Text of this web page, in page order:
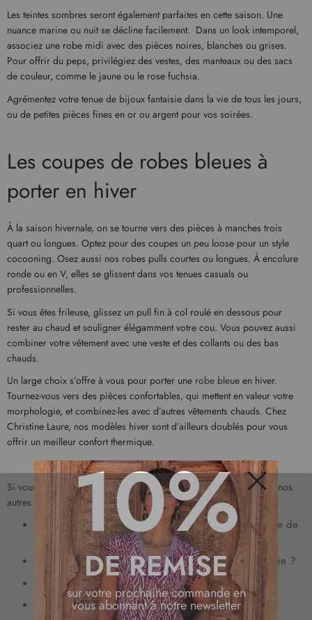
Les teintes sombres seront également parfaites en cette saison. Une
nuance marine ou nuit se décline facilement. Dans un look intemporel,
associez une robe midi avec des pièces noires, blanches ou grises.
Pour offrir du peps, privilégiez des vestes, des manteaux ou des sacs
de couleur, comme le jaune ou le rose fuchsia.
Agrémentez votre tenue de bijoux fantaisie dans la vie de tous les jours,
ou de petites pièces fines en or ou argent pour vos soirées.
Les coupes de robes bleues à
porter en hiver
À la saison hivernale, on se tourne vers des pièces à manches trois
quart ou longues. Optez pour des coupes un peu loose pour un style
cocooning. Osez aussi nos robes pulls courtes ou longues. À encolure
ronde ou en V, elles se glissent dans vos tenues casuals ou
professionnelles.
Si vous êtes frileuse, glissez un pull fin à col roulé en dessous pour
rester au chaud et souligner élégamment votre cou. Vous pouvez aussi
combiner votre vêtement avec une veste et des collants ou des bas
chauds.
Un large choix s’offre à vous pour porter une robe bleue en hiver.
Tournez-vous vers des pièces confortables, qui mettent en valeur votre
morphologie, et combinez-les avec d’autres vêtements chauds. Chez
Christine Laure, nos modèles hiver sont d’ailleurs doublés pour vous
offrir un meilleur confort thermique.
Si vous recherchez de nouvelles idées pour vous vêtir, découvrez nos
autres conseils de mode tendance :
Quels tons de bleu choisir pour sa robe selon son type de
peau ?
Comment accessoiriser une robe bleue pour une soirée ?
Peut-on mettre une robe bleue à un mariage ?
Quelle paire de chaussure avec une robe bleue ?
Fermer
10%
DE REMISE
sur votre prochaine commande en
vous abonnant à notre newsletter